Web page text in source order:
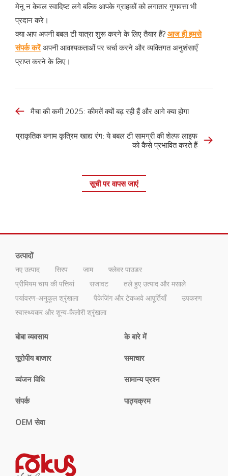
मेनू न केवल स्वादिष्ट लगे बल्कि आपके ग्राहकों को लगातार गुणवत्ता भी
प्रदान करे।
क्या आप अपनी बबल टी यात्रा शुरू करने के लिए तैयार हैं? आज ही हमसे
संपर्क करेंअपनी आवश्यकताओं पर चर्चा करने और व्यक्तिगत अनुशंसाएँ
प्राप्त करने के लिए।
मैचा की कमी 2025: कीमतें क्यों बढ़ रही हैं और आगे क्या होगा
प्राकृतिक बनाम कृत्रिम खाद्य रंग: ये बबल टी सामग्री की शेल्फ लाइफ
को कैसे प्रभावित करते हैं
सूची पर वापस जाएं
उत्पादों
नए उत्पाद सिरप जाम
फ्लेवर पाउडर
प्रीमियम चाय की पत्तियां
सजावट
तले हुए उत्पाद और मसाले
पर्यावरण-अनुकूल श्रृंखला
पैकेजिंग और टेकअवे आपूर्तियाँ
उपकरण
स्वास्थ्यकर और शून्य-कैलोरी श्रृंखला
बोबा व्यवसाय के बारे में
यूरोपीय बाजार समाचार
व्यंजन विधि सामान्य प्रश्न
संपर्क पाठ्यक्रम
OEM सेवा